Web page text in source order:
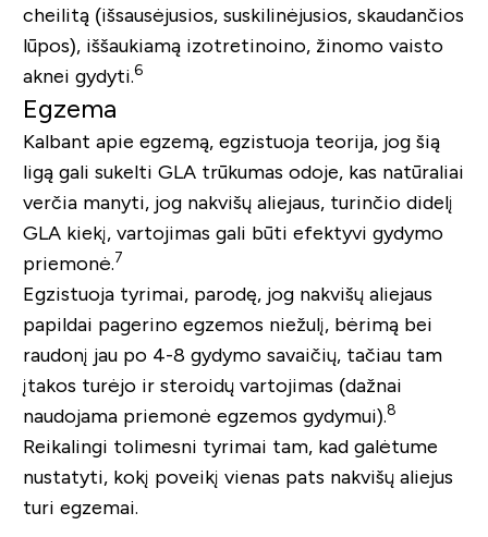
cheilitą (išsausėjusios, suskilinėjusios, skaudančios
lūpos), iššaukiamą izotretinoino, žinomo vaisto
aknei gydyti.6
Egzema
Kalbant apie egzemą, egzistuoja teorija, jog šią
ligą gali sukelti GLA trūkumas odoje, kas natūraliai
verčia manyti, jog nakvišų aliejaus, turinčio didelį
GLA kiekį, vartojimas gali būti efektyvi gydymo
priemonė.7
Egzistuoja tyrimai, parodę, jog nakvišų aliejaus
papildai pagerino egzemos niežulį, bėrimą bei
raudonį jau po 4-8 gydymo savaičių, tačiau tam
įtakos turėjo ir steroidų vartojimas (dažnai
naudojama priemonė egzemos gydymui).8
Reikalingi tolimesni tyrimai tam, kad galėtume
nustatyti, kokį poveikį vienas pats nakvišų aliejus
turi egzemai.